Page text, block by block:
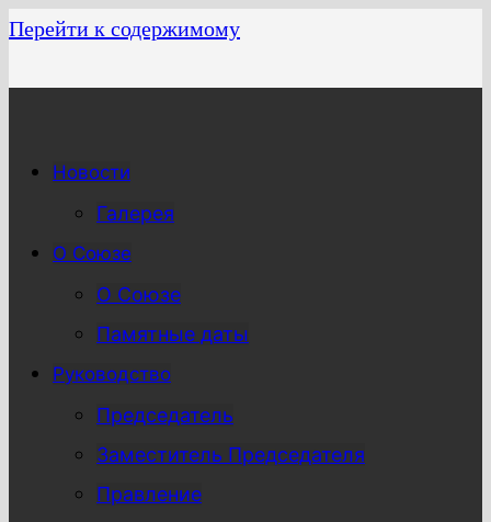
Перейти к содержимому
Новости
Галерея
О Союзе
О Союзе
Памятные даты
Руководство
Председатель
Заместитель Председателя
Правление